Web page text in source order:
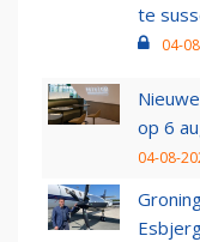
te
04-
op 6
04-08-